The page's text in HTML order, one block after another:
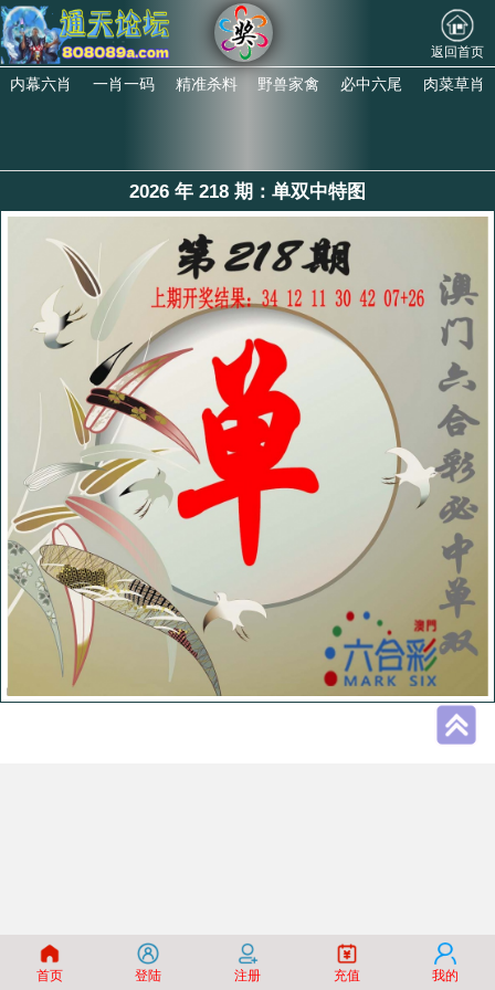
返回首页
内幕六肖 一肖一码 精准杀料 野兽家禽 必中六尾 肉菜草肖
首页 登陆 注册 充值 我的
2026 年 218 期：单双中特图